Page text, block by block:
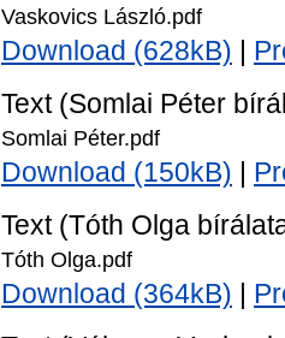
Vaskovics László.pdf
Download (628kB)
Text (Somlai Péter
Somlai Péter.pdf
Download (150kB)
Text (Tóth Olga
Tóth Olga.pdf
Download (364kB)